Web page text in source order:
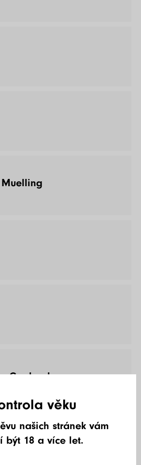
Goulasch
věku
našich stránek vám
být 18 a více let.